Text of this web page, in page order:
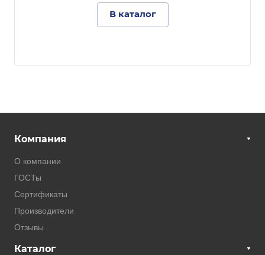
В каталог
Компания
О компании
ГОСТы
Сертификаты
Производители
Отзывы
Каталог